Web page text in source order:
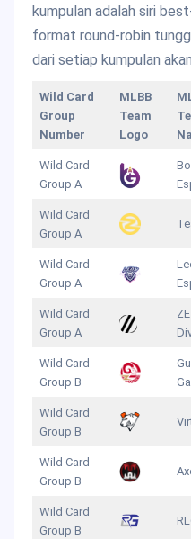
kumpulan adalah siri
format round-robin
dari setiap kumpulan
Wild Card
Group
Number
MLBB
Team
Logo
Wild Card
Group A
Wild Card
Group A
Wild Card
Group A
Wild Card
Group A
Wild Card
Group B
Wild Card
Group B
Wild Card
Group B
Wild Card
Group B